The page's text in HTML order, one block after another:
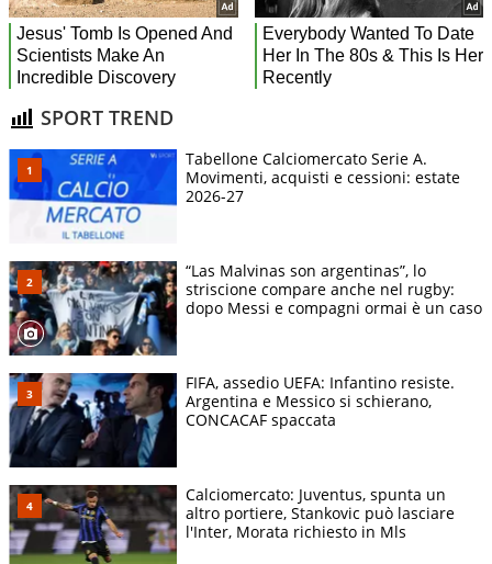
SPORT TREND
Tabellone Calciomercato Serie A.
Movimenti, acquisti e cessioni: estate
2026-27
“Las Malvinas son argentinas”, lo
striscione compare anche nel rugby:
dopo Messi e compagni ormai è un caso
FIFA, assedio UEFA: Infantino resiste.
Argentina e Messico si schierano,
CONCACAF spaccata
Calciomercato: Juventus, spunta un
altro portiere, Stankovic può lasciare
l'Inter, Morata richiesto in Mls